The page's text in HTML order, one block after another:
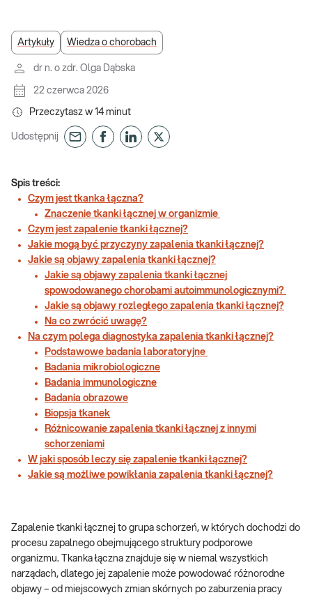
Artykuły Wiedza o chorobach
dr n. o zdr. Olga Dąbska
22 czerwca 2026
Przeczytasz w 14 minut
Udostępnij
Spis treści:
Czym jest tkanka łączna?
Znaczenie tkanki łącznej w organizmie
Czym jest zapalenie tkanki łącznej?
Jakie mogą być przyczyny zapalenia tkanki łącznej?
Jakie są objawy zapalenia tkanki łącznej?
Jakie są objawy zapalenia tkanki łącznej
spowodowanego chorobami autoimmunologicznymi?
Jakie są objawy rozległego zapalenia tkanki łącznej?
Na co zwrócić uwagę?
Na czym polega diagnostyka zapalenia tkanki łącznej?
Podstawowe badania laboratoryjne
Badania mikrobiologiczne
Badania immunologiczne
Badania obrazowe
Biopsja tkanek
Różnicowanie zapalenia tkanki łącznej z innymi
schorzeniami
W jaki sposób leczy się zapalenie tkanki łącznej?
Jakie są możliwe powikłania zapalenia tkanki łącznej?
Zapalenie tkanki łącznej to grupa schorzeń, w których dochodzi do
procesu zapalnego obejmującego struktury podporowe
organizmu. Tkanka łączna znajduje się w niemal wszystkich
narządach, dlatego jej zapalenie może powodować różnorodne
objawy – od miejscowych zmian skórnych po zaburzenia pracy